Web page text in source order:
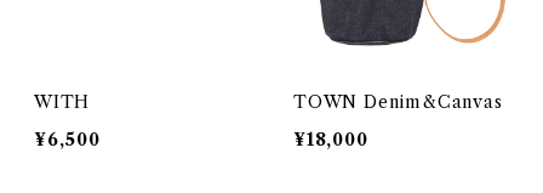
WITH
¥6,500
TOWN Denim&Canvas
¥18,000